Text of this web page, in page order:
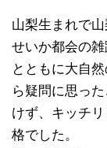
山梨生まれで
せいか都会の
とともに大自
ら疑問に思っ
けず、キッチ
格でした。